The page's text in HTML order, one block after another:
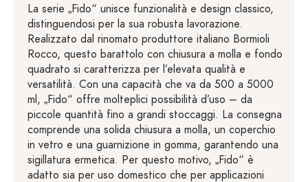
La serie „Fido“ unisce funzionalità e design classico,
distinguendosi per la sua robusta lavorazione.
Realizzato dal rinomato produttore italiano Bormioli
Rocco, questo barattolo con chiusura a molla e fondo
quadrato si caratterizza per l’elevata qualità e
versatilità. Con una capacità che va da 500 a 5000
ml, „Fido“ offre molteplici possibilità d’uso – da
piccole quantità fino a grandi stoccaggi. La consegna
comprende una solida chiusura a molla, un coperchio
in vetro e una guarnizione in gomma, garantendo una
sigillatura ermetica. Per questo motivo, „Fido“ è
adatto sia per uso domestico che per applicazioni